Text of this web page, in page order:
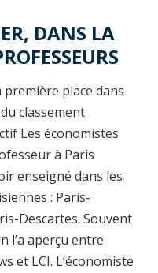
DANS LA
place dans
classement
Les économistes
à Paris
enseigné dans les
: Paris-
Descartes. Souvent
l’a aperçu entre
et LCI. L’économiste